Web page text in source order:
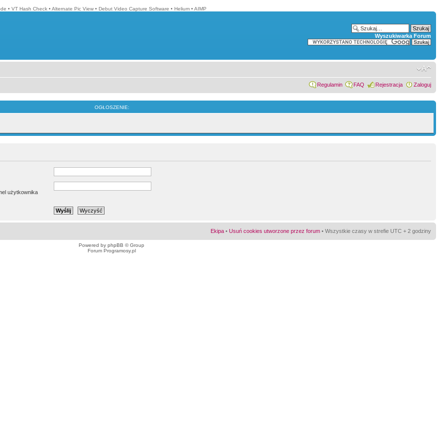
• VT Hash Check • Alternate Pic View • Debut Video Capture Software • Helium • AIMP
Wyszukiwarka Forum
Regulamin FAQ Rejestracja Zaloguj
OGŁOSZENIE:
użytkownika
Ekipa • Usuń cookies utworzone przez forum • Wszystkie czasy w strefie UTC + 2 godziny
Powered by phpBB © Group
Forum Programosy.pl